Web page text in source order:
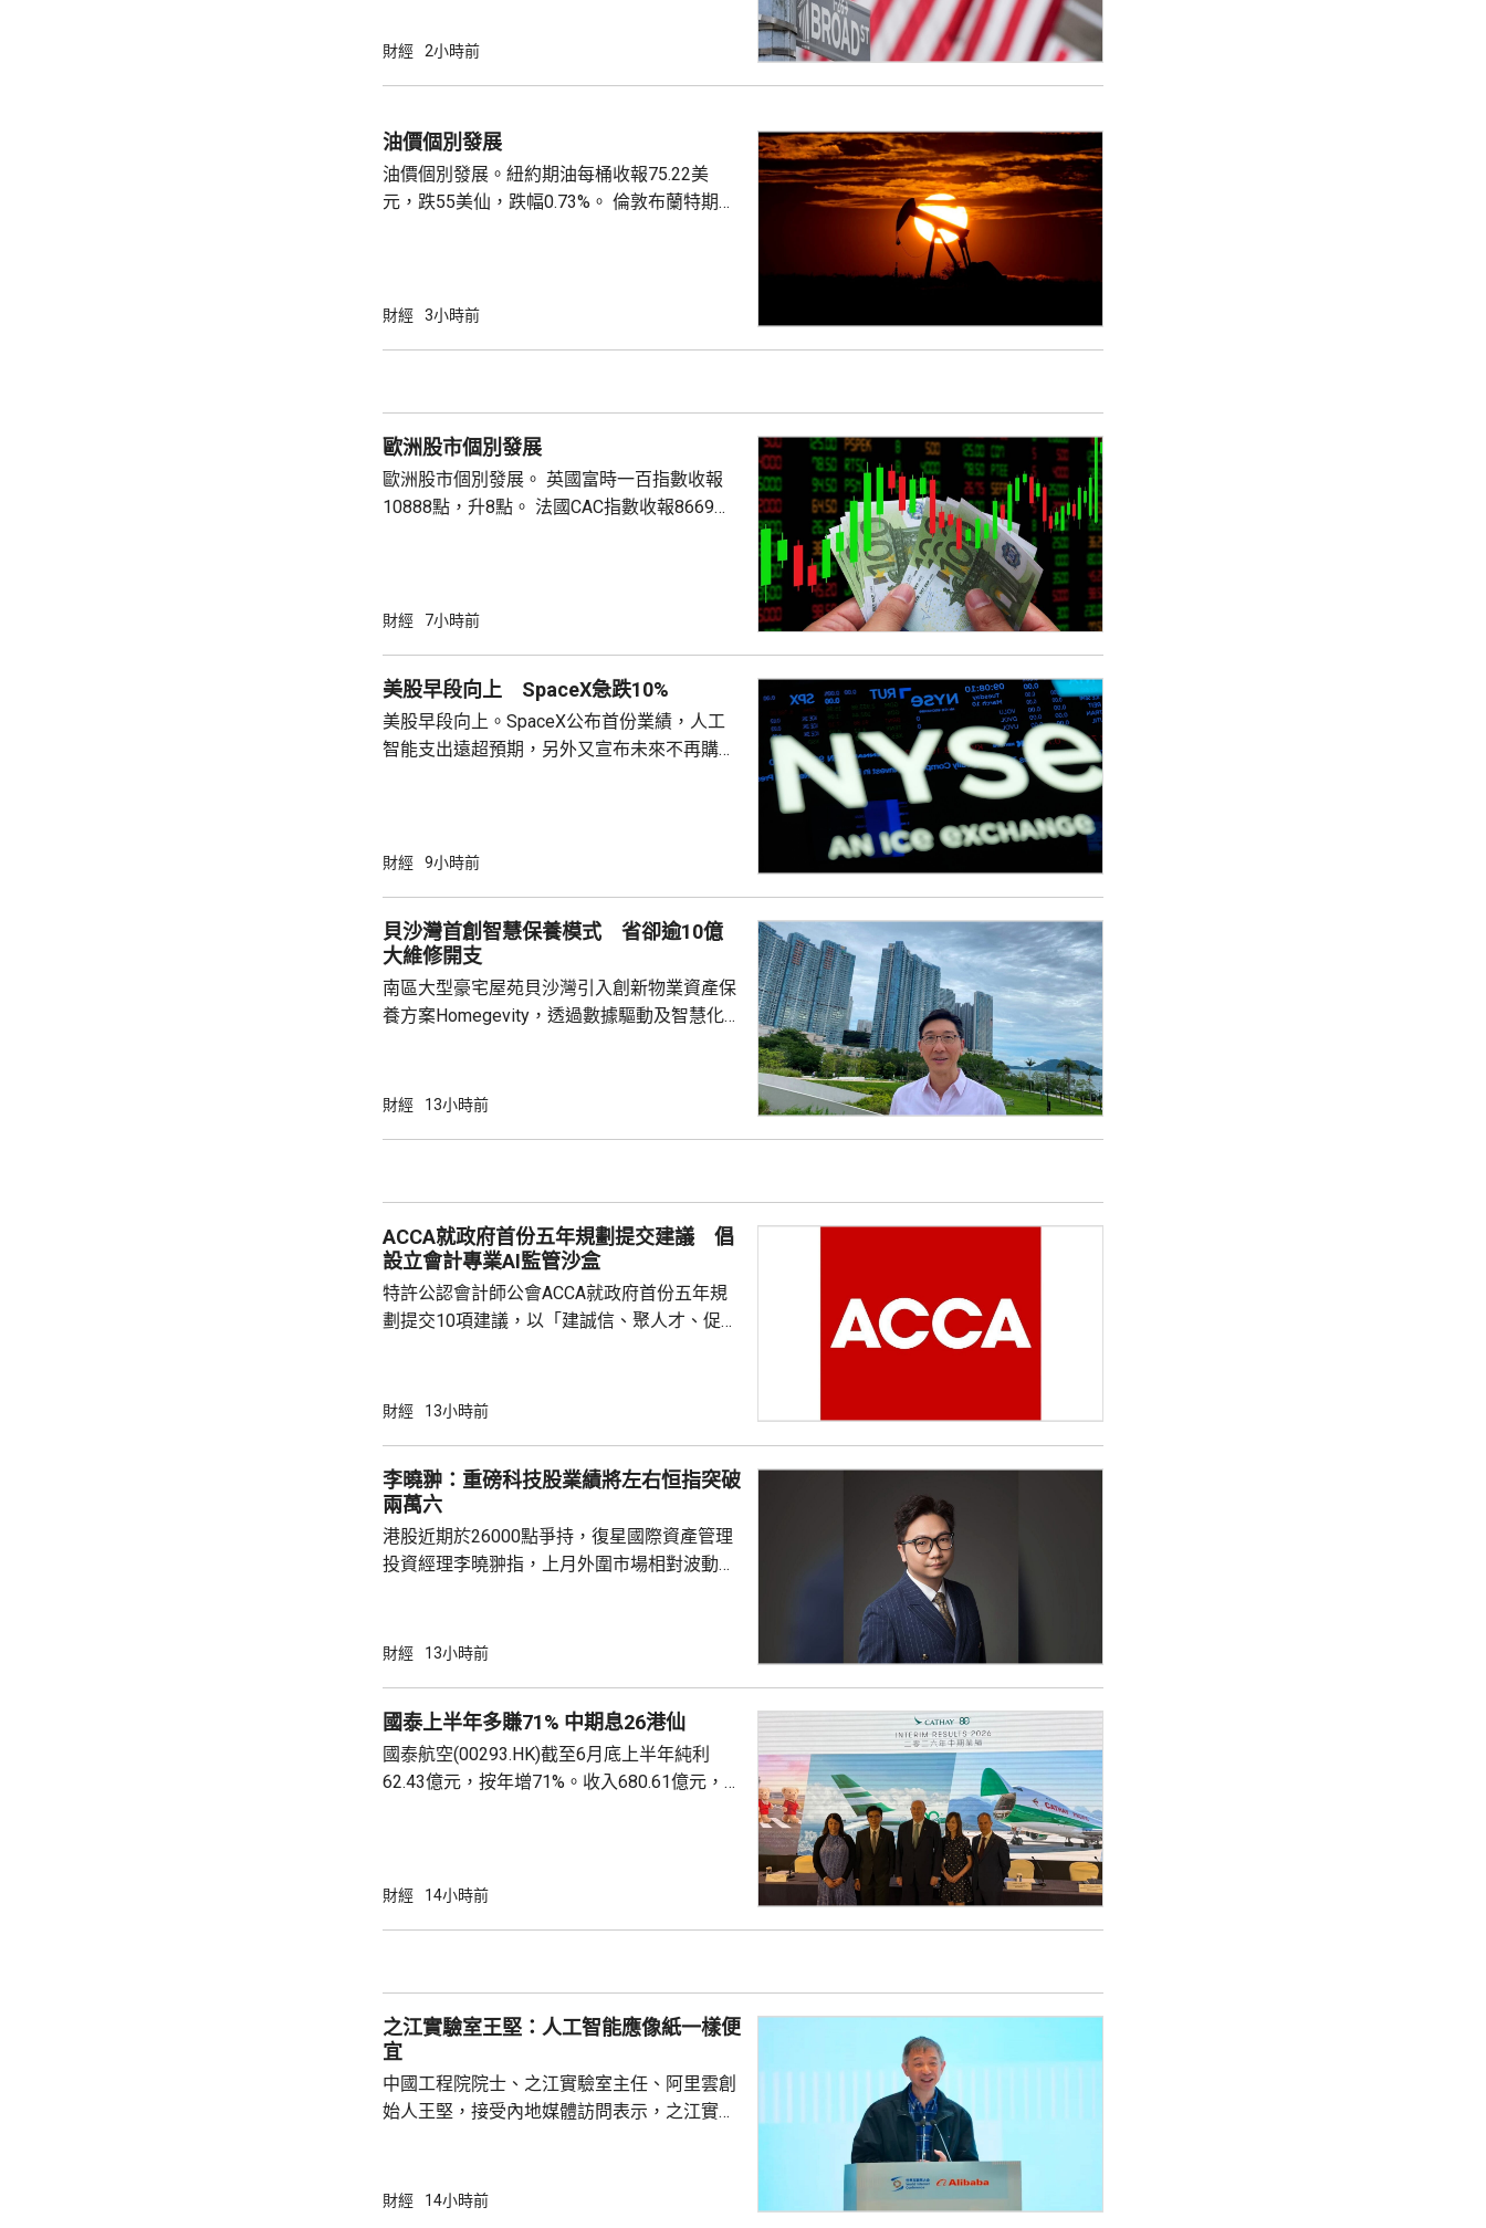
263點。 納指收報26363點，跌221點。 標普
財經 2小時前
油價個別發展
油價個別發展。紐約期油每桶收報75.22美
元，跌55美仙，跌幅0.73%。 倫敦布蘭特期油
財經 3小時前
歐洲股市個別發展
歐洲股市個別發展。 英國富時一百指數收報
10888點，升8點。 法國CAC指數收報8669
財經 7小時前
美股早段向上 SpaceX急跌10%
美股早段向上。SpaceX公布首份業績，人工
智能支出遠超預期，另外又宣布未來不再購買
點，升488點。 標普500指數報7783點，升46
財經 9小時前
貝沙灣首創智慧保養模式 省卻逾10億
大維修開支
南區大型豪宅屋苑貝沙灣引入創新物業資產保
養方案Homegevity，透過數據驅動及智慧化
成為全港首個採用此模式的住宅屋苑。 貝沙灣
覽館前行政總裁哈永安獲推選成立專責小組，
歷時3年研究...
財經 13小時前
ACCA就政府首份五年規劃提交建議 倡
設立會計專業AI監管沙盒
特許公認會計師公會ACCA就政府首份五年規
劃提交10項建議，以「建誠信、聚人才、促轉
國際金融中心定位、綠色經濟擴容及財會專業
立跨部門工作小組，聯同其他專業組織共同制
定「會計專業及財務管理AI應用通則」，並同
步設立「科技專業服務監管沙盒...
財經 13小時前
李曉翀：重磅科技股業績將左右恒指突破
兩萬六
港股近期於26000點爭持，復星國際資產管理
投資經理李曉翀指，上月外圍市場相對波動，
尋找估值較平的公司，加上上游硬件股已炒作
類公司較多，剔除金融及公用股後，剩餘股份
在AI應用上的爆發潛力較大，若下一階段有更
多科技股獲納入恒指，將有助整體表現...
財經 13小時前
國泰上半年多賺71% 中期息26港仙
國泰航空(00293.HK)截至6月底上半年純利
62.43億元，按年增71%。收入680.61億元，
人次，平均每日載客約8.84萬人次，按年增加
財經 14小時前
之江實驗室王堅：人工智能應像紙一樣便
宜
中國工程院院士、之江實驗室主任、阿里雲創
始人王堅，接受內地媒體訪問表示，之江實驗
能不僅是科技創新的重要內容，更改變原有科
財經 14小時前